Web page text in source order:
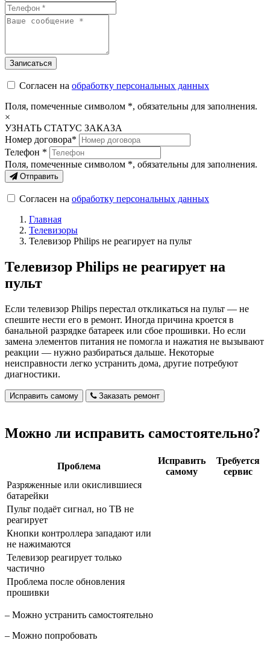
Согласен на обработку персональных данных
Поля, помеченные символом *, обязательны для заполнения.
×
УЗНАТЬ СТАТУС ЗАКАЗА
Номер договора*
Телефон *
Поля, помеченные символом *, обязательны для заполнения.
Отправить
Согласен на обработку персональных данных
Главная
Телевизоры
Телевизор Philips не реагирует на пульт
Телевизор Philips не реагирует на
пульт
Если телевизор Philips перестал откликаться на пульт — не
спешите нести его в ремонт. Иногда причина кроется в
банальной разрядке батареек или сбое прошивки. Но если
замена элементов питания не помогла и нажатия не вызывают
реакции — нужно разбираться дальше. Некоторые
неисправности легко устранить дома, другие потребуют
диагностики.
Исправить самому Заказать ремонт
Можно ли исправить самостоятельно?
Проблема
Исправить
самому
Требуется
сервис
Разряженные или окислившиеся
батарейки
Пульт подаёт сигнал, но ТВ не
реагирует
Кнопки контроллера западают или
не нажимаются
Телевизор реагирует только
частично
Проблема после обновления
прошивки
– Можно устранить самостоятельно
– Можно попробовать